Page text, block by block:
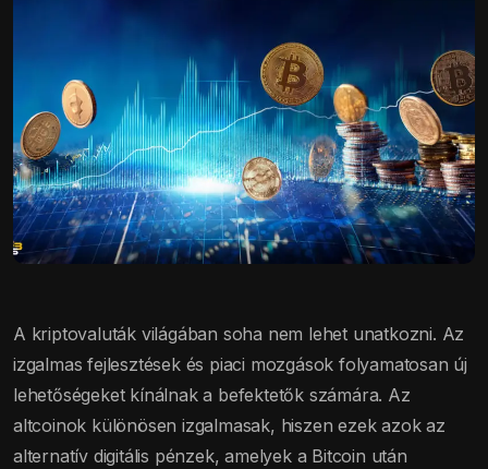
A kriptovaluták világában soha nem lehet unatkozni. Az
izgalmas fejlesztések és piaci mozgások folyamatosan új
lehetőségeket kínálnak a befektetők számára. Az
altcoinok különösen izgalmasak, hiszen ezek azok az
alternatív digitális pénzek, amelyek a Bitcoin után